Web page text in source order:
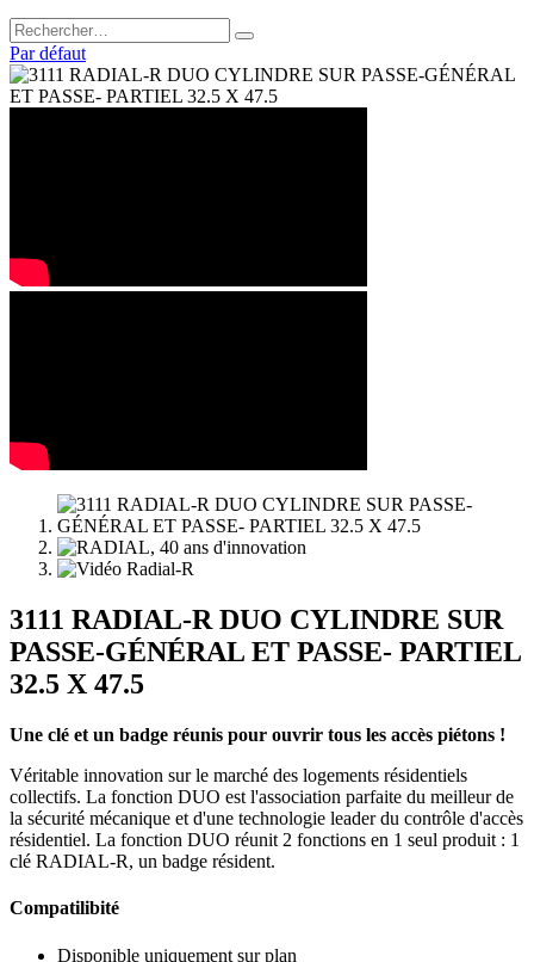
Par défaut
3111 RADIAL-R DUO CYLINDRE SUR
PASSE-GÉNÉRAL ET PASSE- PARTIEL
32.5 X 47.5
Une clé et un badge réunis pour ouvrir tous les accès piétons !
Véritable innovation sur le marché des logements résidentiels
collectifs. La fonction DUO est l'association parfaite du meilleur de
la sécurité mécanique et d'une technologie leader du contrôle d'accès
résidentiel. La fonction DUO réunit 2 fonctions en 1 seul produit : 1
clé RADIAL-R, un badge résident.
Compatilibité
Disponible uniquement sur plan